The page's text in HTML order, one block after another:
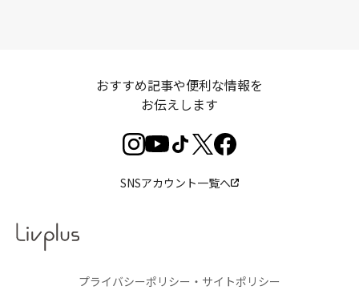
おすすめ記事や便利な情報を
お伝えします
SNSアカウント一覧へ
プライバシーポリシー・サイトポリシー